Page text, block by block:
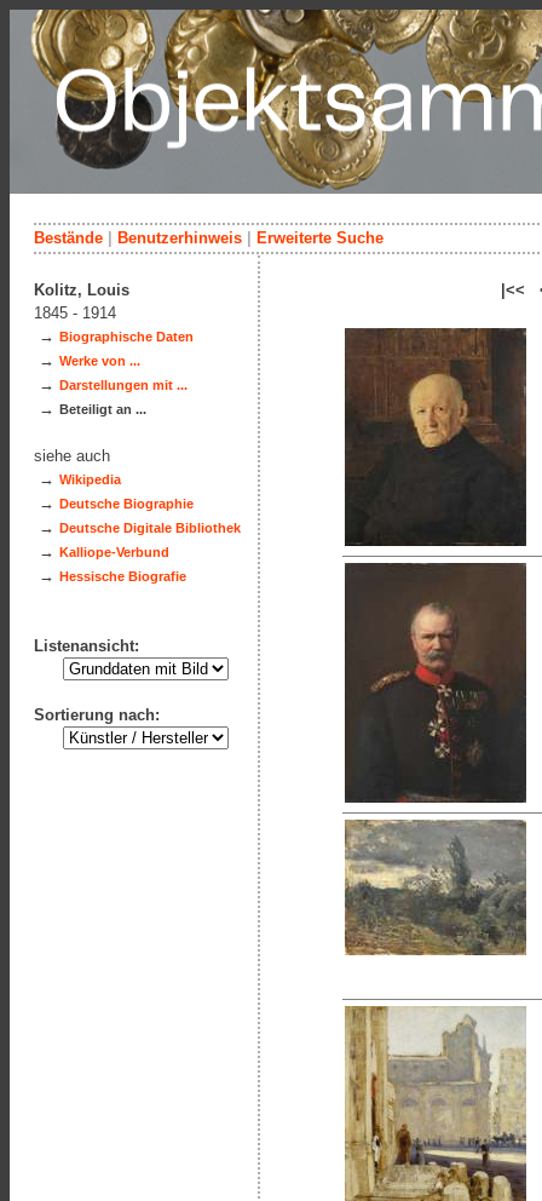
Bestände Benutzerhinweis Erweiterte Suche
|<<
Kolitz, Louis
1845 - 1914
→ Biographische Daten
→ Werke von ...
→ Darstellungen mit ...
→ Beteiligt an ...
siehe auch
→ Wikipedia
→ Deutsche Biographie
→ Deutsche Digitale Bibliothek
→ Kalliope-Verbund
→ Hessische Biografie
Listenansicht:
Sortierung nach: